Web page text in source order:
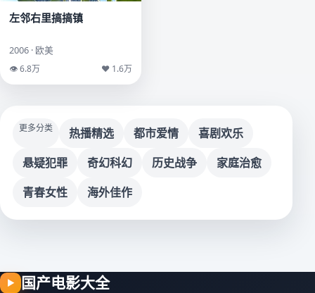
左邻右里搞搞镇
2006 · 欧美
👁 6.8万 ♥ 1.6万
更多分类 热播精选 都市爱情
喜剧欢乐
悬疑犯罪
奇幻科幻 历史战争
家庭治愈
青春女性
海外佳作
▶ 国产电影大全